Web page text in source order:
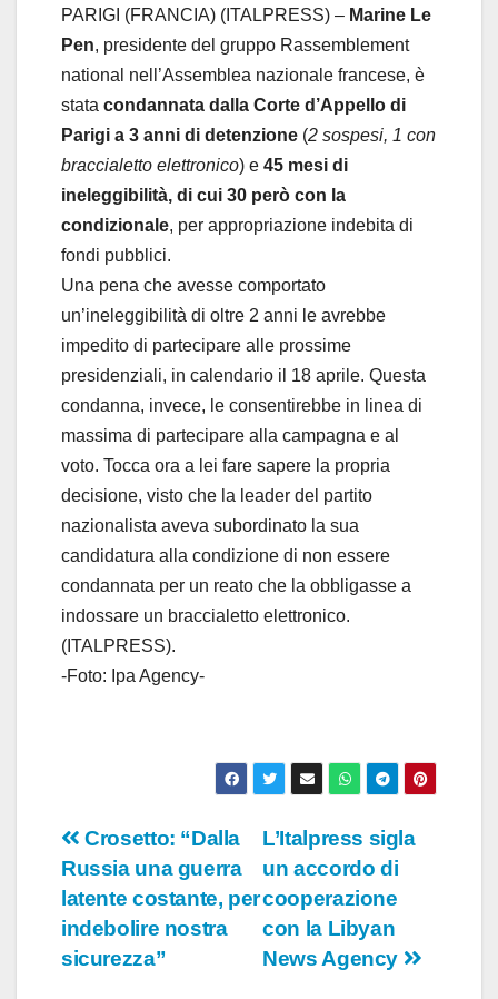
PARIGI (FRANCIA) (ITALPRESS) – Marine Le
Pen, presidente del gruppo Rassemblement
national nell’Assemblea nazionale francese, è
stata condannata dalla Corte d’Appello di
Parigi a 3 anni di detenzione (2 sospesi, 1 con
braccialetto elettronico) e 45 mesi di
ineleggibilità, di cui 30 però con la
condizionale, per appropriazione indebita di
fondi pubblici.
Una pena che avesse comportato
un’ineleggibilità di oltre 2 anni le avrebbe
impedito di partecipare alle prossime
presidenziali, in calendario il 18 aprile. Questa
condanna, invece, le consentirebbe in linea di
massima di partecipare alla campagna e al
voto. Tocca ora a lei fare sapere la propria
decisione, visto che la leader del partito
nazionalista aveva subordinato la sua
candidatura alla condizione di non essere
condannata per un reato che la obbligasse a
indossare un braccialetto elettronico.
(ITALPRESS).
-Foto: Ipa Agency-
Navigazione
articoli
L’Italpress sigla
un accordo di
cooperazione
con la Libyan
News Agency
Crosetto: “Dalla
Russia una guerra
latente costante, per
indebolire nostra
sicurezza”